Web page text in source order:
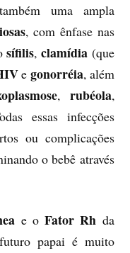
uma ampla
, com ênfase nas
sífilis, clamídia(que
e gonorréia, além
, rubéola,
essas infecções
ou complicações
o bebê através
e oFator Rh da
papai é muito